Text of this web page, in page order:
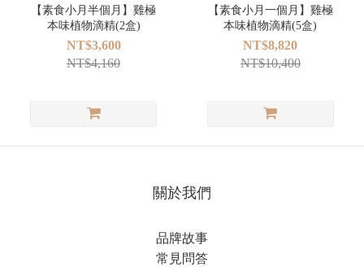
【素食小月半個月】雞極
本味植物滴精(2盒)
NT$3,600
NT$4,160
【素食小月一個月】雞極
本味植物滴精(5盒)
NT$8,820
NT$10,400
關於我們
品牌故事
常見問答